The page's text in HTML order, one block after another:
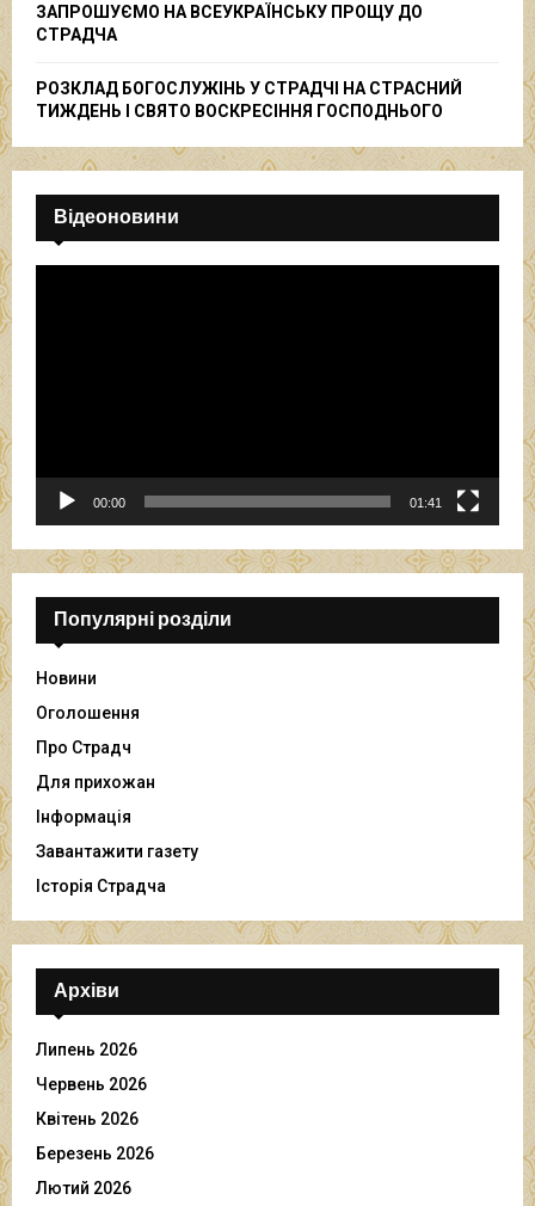
ЗАПРОШУЄМО НА ВСЕУКРАЇНСЬКУ ПРОЩУ ДО
СТРАДЧА
РОЗКЛАД БОГОСЛУЖІНЬ У СТРАДЧІ НА СТРАСНИЙ
ТИЖДЕНЬ І СВЯТО ВОСКРЕСІННЯ ГОСПОДНЬОГО
Відеоновини
г
а
в
а
ч
00:00 01:41
Популярні розділи
Новини
Оголошення
Про Страдч
Для прихожан
Інформація
Завантажити газету
Історія Страдча
Архіви
Липень 2026
Червень 2026
Квітень 2026
Березень 2026
Лютий 2026